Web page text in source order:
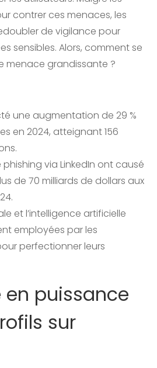
contrer ces menaces, les
de vigilance pour
sensibles. Alors, comment se
menace grandissante ?
une augmentation de 29 %
en 2024, atteignant 156
via LinkedIn ont causé
de 70 milliards de dollars aux
et l’intelligence artificielle
employées par les
perfectionner leurs
en puissance
sur